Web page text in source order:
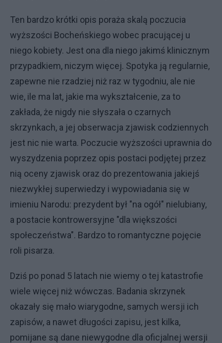
Ten bardzo krótki opis poraża skalą poczucia
wyższości Bocheńskiego wobec pracującej u
niego kobiety. Jest ona dla niego jakimś klinicznym
przypadkiem, niczym więcej. Spotyka ją regularnie,
zapewne nie rzadziej niż raz w tygodniu, ale nie
wie, ile ma lat, jakie ma wykształcenie, za to
zakłada, że nigdy nie słyszała o czarnych
skrzynkach, a jej obserwacja zjawisk codziennych
jest nic nie warta. Poczucie wyższości uprawnia do
wyszydzenia poprzez opis postaci podjętej przez
nią oceny zjawisk oraz do prezentowania jakiejś
niezwykłej superwiedzy i wypowiadania się w
imieniu Narodu: prezydent był "na ogół" nielubiany,
a postacie kontrowersyjne "dla większości
społeczeństwa". Bardzo to romantyczne pojęcie
roli pisarza.
Dziś po ponad 5 latach nie wiemy o tej katastrofie
wiele więcej niż wówczas. Badania skrzynek
okazały się mało wiarygodne, samych wersji ich
zapisów, a nawet długości zapisu, jest kilka,
pomijane są dane niewygodne dla oficjalnej wersji